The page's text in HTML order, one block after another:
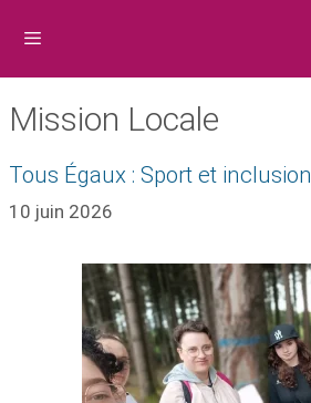
Mission Locale
Tous Égaux : Sport et inclusion
10 juin 2026